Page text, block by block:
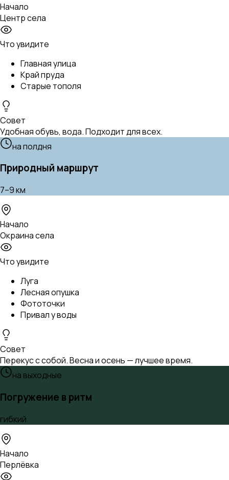
Начало
Центр села
Что увидите
Главная улица
Край пруда
Старые тополя
Совет
Удобная обувь, вода. Подходит для всех.
на полдня
Природный маршрут
7–9 км
Начало
Окраина села
Что увидите
Луга
Лесная опушка
Фототочки
Привал у воды
Совет
Перекус с собой. Весна и осень — лучшее время.
на выходные
Погружение в ритм
гибкий
Начало
Перлёвка